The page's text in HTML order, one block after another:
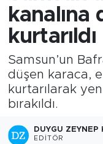
kanalına
kurtarıldı
Samsun’un
düşen karaca,
kurtarılarak
bırakıldı.
DUYGU ZEYNEP
EDITÖR
Süper Lig
Tüm
Son Dakika
Haber Arşivi